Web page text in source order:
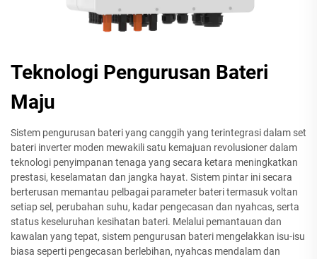
Teknologi Pengurusan Bateri
Maju
Sistem pengurusan bateri yang canggih yang terintegrasi dalam set
bateri inverter moden mewakili satu kemajuan revolusioner dalam
teknologi penyimpanan tenaga yang secara ketara meningkatkan
prestasi, keselamatan dan jangka hayat. Sistem pintar ini secara
berterusan memantau pelbagai parameter bateri termasuk voltan
setiap sel, perubahan suhu, kadar pengecasan dan nyahcas, serta
status keseluruhan kesihatan bateri. Melalui pemantauan dan
kawalan yang tepat, sistem pengurusan bateri mengelakkan isu-isu
biasa seperti pengecasan berlebihan, nyahcas mendalam dan